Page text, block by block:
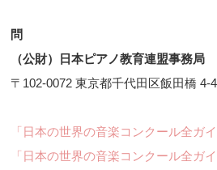
問
（公財）日本ピアノ教育連盟事務局
〒102-0072 東京都千代田区飯田橋 4-
「日本の世界の音楽コンクール全ガ
「日本の世界の音楽コンクール全ガ